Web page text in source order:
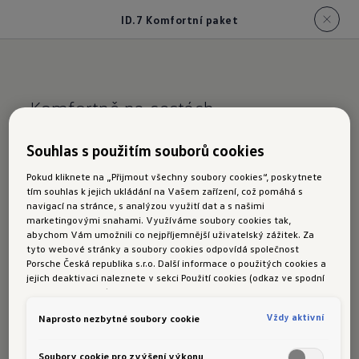
ID.7 Komfortní paket
Komfortně na cestách.
ID.7 Komfortní
paket
Navigace
Bez stresu do cíle.
V rámci tohoto paketu si navigační systém
jednoduše aktivujete dodatečně – s aktuálními
Souhlas s použitím souborů cookies
Pokud kliknete na „Přijmout všechny soubory cookies“, poskytnete
tím souhlas k jejich ukládání na Vašem zařízení, což pomáhá s
navigací na stránce, s analýzou využití dat a s našimi
marketingovými snahami. Využíváme soubory cookies tak,
abychom Vám umožnili co nejpříjemnější uživatelský zážitek. Za
tyto webové stránky a soubory cookies odpovídá společnost
Porsche Česká republika s.r.o. Další informace o použitých cookies a
jejich deaktivaci naleznete v sekci Použití cookies (odkaz ve spodní
části této stránky).
Naprosto nezbytné soubory cookie Vždy aktivní
Soubory cookie pro zvýšení výkonu